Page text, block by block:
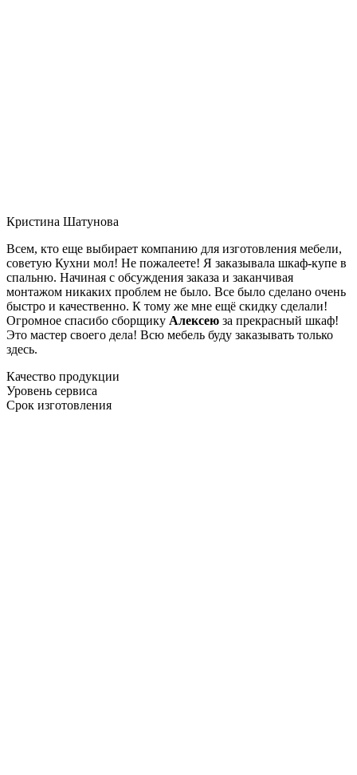
Кристина Шатунова
Всем, кто еще выбирает компанию для изготовления мебели,
советую Кухни мол! Не пожалеете! Я заказывала шкаф-купе в
спальню. Начиная с обсуждения заказа и заканчивая
монтажом никаких проблем не было. Все было сделано очень
быстро и качественно. К тому же мне ещё скидку сделали!
Огромное спасибо сборщику Алексею за прекрасный шкаф!
Это мастер своего дела! Всю мебель буду заказывать только
здесь.
Качество продукции
Уровень сервиса
Срок изготовления